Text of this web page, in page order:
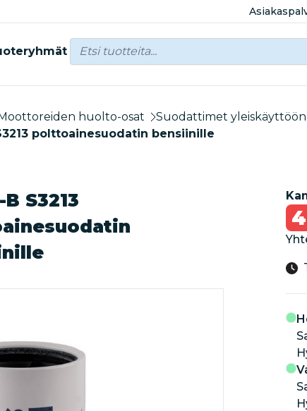
huolto-osat
Suodattimet yleiskäyttöön
polttoainesuodatin bensiinille
S3213